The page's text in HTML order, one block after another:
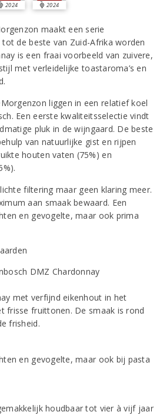
2024 2024
maakt een serie
de beste van Zuid-Afrika worden
is een fraai voorbeeld van zuivere,
met verleidelijke toastaroma’s en
liggen in een relatief koel
Een eerste kwaliteitsselectie vindt
pluk in de wijngaard. De beste
van natuurlijke gist en rijpen
houten vaten (75%) en
filtering maar geen klaring meer.
aan smaak bewaard. Een
en gevogelte, maar ook prima
met verfijnd eikenhout in het
frisse fruittonen. De smaak is rond
frisheid.
en gevogelte, maar ook bij pasta
houdbaar tot vier à vijf jaar